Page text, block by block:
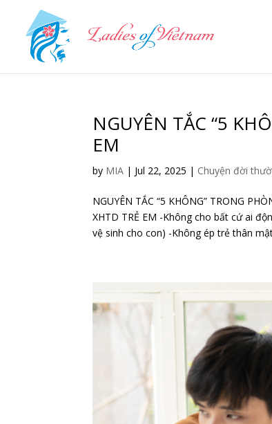
NGUYÊN TẮC “5
EM
by MIA | Jul 22, 2025 | Chuyện đời
NGUYÊN TẮC “5 KHÔNG” TRONG
XHTD TRẺ EM -Không cho bất cứ ai
vệ sinh cho con) -Không ép trẻ thân